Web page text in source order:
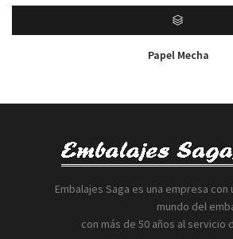
Papel Mecha
Embalajes Saga es una empresa
mundo del
con más de 50 años al servicio